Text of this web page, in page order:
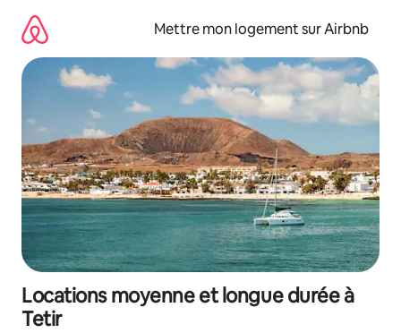
directement
contenu
Mettre mon logement sur Airbnb
Locations moyenne et longue durée à
Tetir